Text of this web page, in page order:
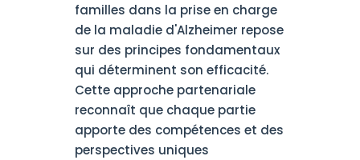
familles dans la prise en charge
de la maladie d'Alzheimer repose
sur des principes fondamentaux
qui déterminent son efficacité.
Cette approche partenariale
reconnaît que chaque partie
apporte des compétences et des
perspectives uniques